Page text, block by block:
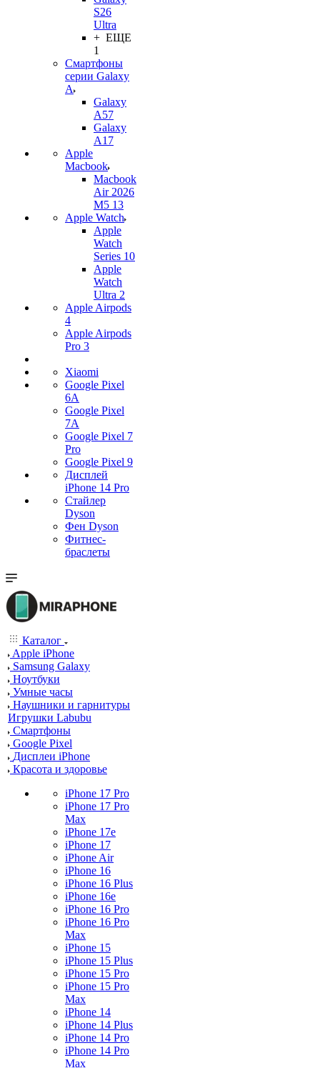
S26
Ultra
+ ЕЩЕ
1
Смартфоны
серии Galaxy
A
Galaxy
A57
Galaxy
A17
Apple
Macbook
Macbook
Air 2026
M5 13
Apple Watch
Apple
Watch
Series 10
Apple
Watch
Ultra 2
Apple Airpods
4
Apple Airpods
Pro 3
Xiaomi
Google Pixel
6A
Google Pixel
7А
Google Pixel 7
Pro
Google Pixel 9
Дисплей
iPhone 14 Pro
Стайлер
Dyson
Фен Dyson
Фитнес-
браслеты
Каталог
Apple iPhone
Samsung Galaxy
Ноутбуки
Умные часы
Наушники и гарнитуры
Игрушки Labubu
Смартфоны
Google Pixel
Дисплеи iPhone
Красота и здоровье
iPhone 17 Pro
iPhone 17 Pro
Max
iPhone 17e
iPhone 17
iPhone Air
iPhone 16
iPhone 16 Plus
iPhone 16e
iPhone 16 Pro
iPhone 16 Pro
Max
iPhone 15
iPhone 15 Plus
iPhone 15 Pro
iPhone 15 Pro
Max
iPhone 14
iPhone 14 Plus
iPhone 14 Pro
iPhone 14 Pro
Max